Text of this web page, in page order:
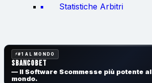
Statistiche Arbitri
#1 AL MONDO
SbancoBet
— Il Software Scommesse più potente al
mondo.